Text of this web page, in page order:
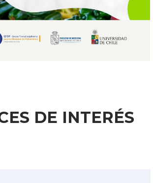
DE INTERÉS